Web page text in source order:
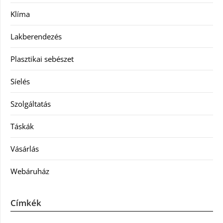
Klíma
Lakberendezés
Plasztikai sebészet
Síelés
Szolgáltatás
Táskák
Vásárlás
Webáruház
Címkék